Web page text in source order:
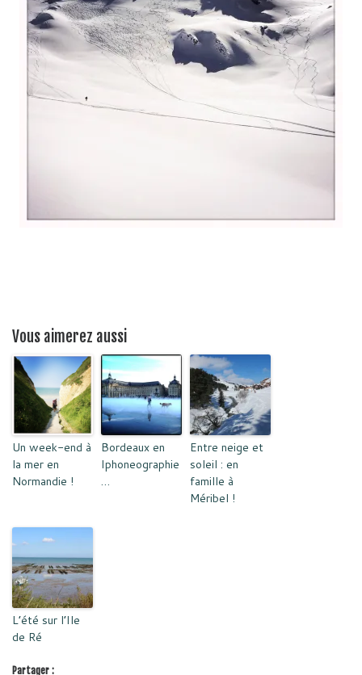
Vous aimerez aussi
Un week-end à
la mer en
Normandie !
Bordeaux en
Iphoneographie
…
Entre neige et
soleil : en
famille à
Méribel !
L’été sur l’Ile
de Ré
Partager :